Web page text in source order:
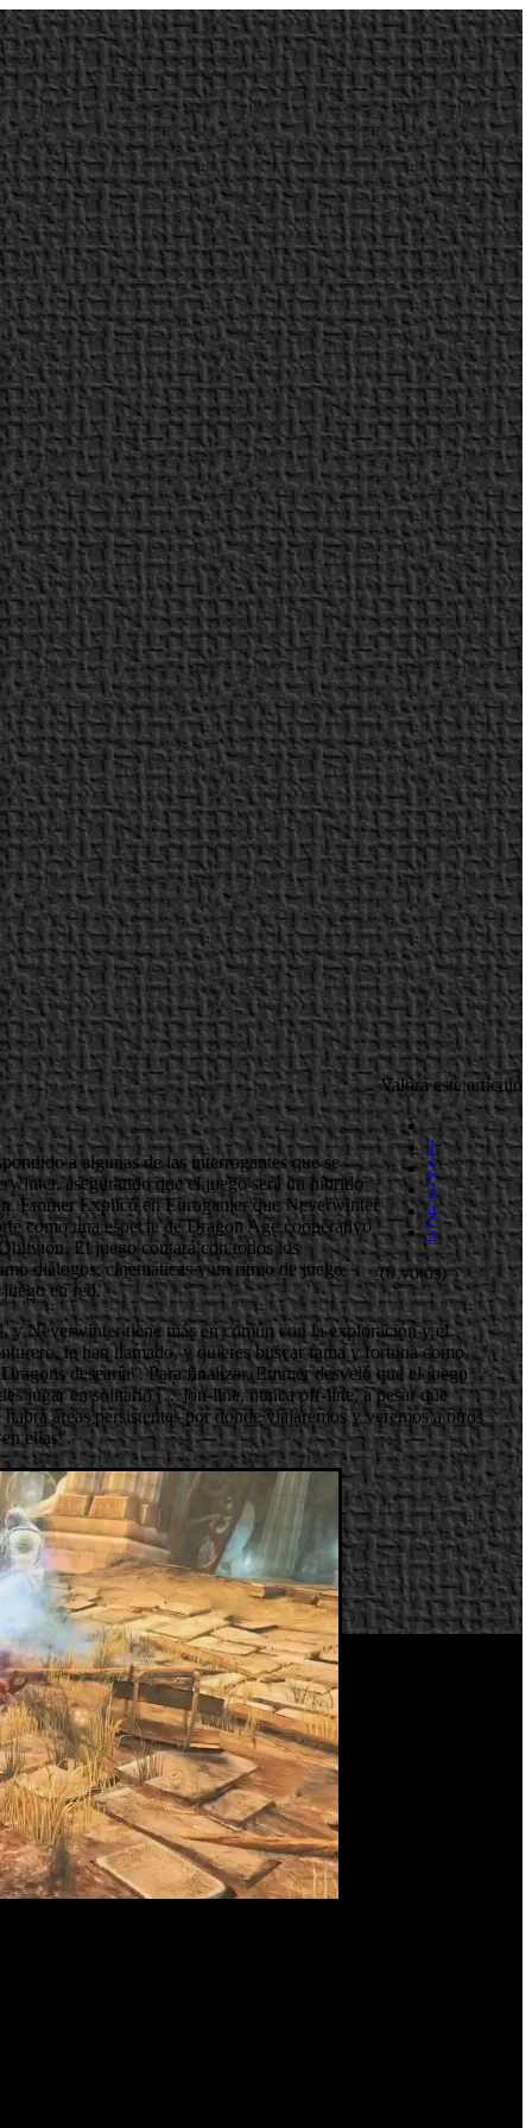
Valora este artículo
1
2
3
4
5
(0 votos)
a algunas de las interrogantes que se
asegurando que el juego será un híbrido
Emmer Explicó en Eurogamer que Neverwinter
como una especie de Dragon Age cooperativo
El juego contará con todos los
diálogos, cinemáticas y un ritmo de juego
en red.
y Neverwinter tiene más en común con la exploración y el
te han llamado, y quieres buscar fama y fortuna como
desearía". Para finalizar, Emmer desveló que el juego
jugar en solitario […]on-line, nunca off-line, a pesar que
áreas persistentes por donde viajaremos y veremos a otros
ellas".